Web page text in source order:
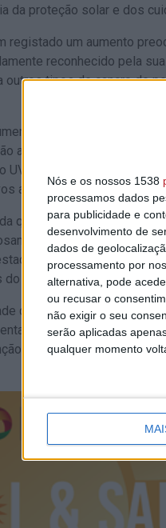
Nós e os nossos 1538
processamos dados
para publicidade e
desenvolvimento de
dados de
processamento por
alternativa, pode
ou recusar o
não exigir o seu
serão aplicadas
qualquer momento
da proteção solar e dos
registado um aumento
reconhecido pela
outros tipos de cancro de
de casos nas últimas
ao sol durante atividades
UV. Além dos danos à pele,
aos olhos e ao sistema
quando se trata de
limitada, uma vez
dinâmico de
do que os adultos.
de Saúde Pública do
uma oportunidade
do cancro de pele e